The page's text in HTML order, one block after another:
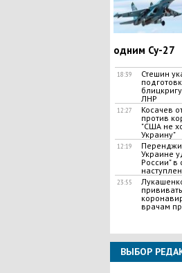
одним Су-27
18:39
Стешин
ЛНР
12:27
​Косачев
против
"США не
Украину"
12:19
Украине
России" в
23:55
врачам
ВЫБОР